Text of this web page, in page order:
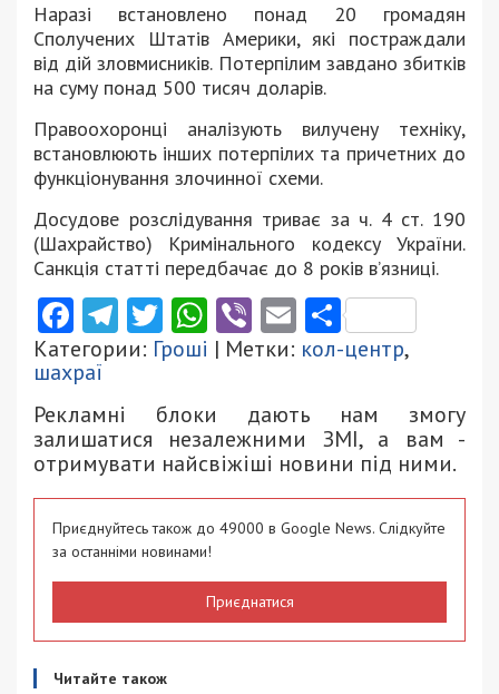
Наразі встановлено понад 20 громадян
Сполучених Штатів Америки, які постраждали
від дій зловмисників. Потерпілим завдано збитків
на суму понад 500 тисяч доларів.
Правоохоронці аналізують вилучену техніку,
встановлюють інших потерпілих та причетних до
функціонування злочинної схеми.
Досудове розслідування триває за ч. 4 ст. 190
(Шахрайство) Кримінального кодексу України.
Санкція статті передбачає до 8 років в’язниці.
Facebook
Telegram
Twitter
WhatsApp
ViberEmail
Категории: Гроші | Метки: кол-центр,
шахраї
Рекламні блоки дають нам змогу
залишатися незалежними ЗМІ, а вам -
отримувати найсвіжіші новини під ними.
Приєднуйтесь також до 49000 в Google News. Слідкуйте
за останніми новинами!
Приєднатися
Читайте також